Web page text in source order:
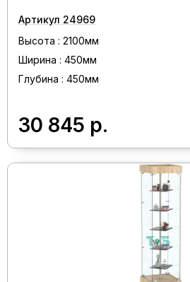
Артикул 24969
Высота : 2100мм
Ширина : 450мм
Глубина : 450мм
30 845 р.